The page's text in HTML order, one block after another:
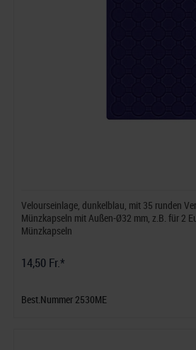
Velourseinlage, dunkelblau, mit 35 runden
Münzkapseln mit Außen-Ø32 mm, z.B. für 2
Münzkapseln
14,50 Fr.*
Best.Nummer 2530ME